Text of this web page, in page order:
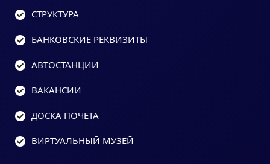
СТРУКТУРА
БАНКОВСКИЕ РЕКВИЗИТЫ
АВТОСТАНЦИИ
ВАКАНСИИ
ДОСКА ПОЧЕТА
ВИРТУАЛЬНЫЙ МУЗЕЙ